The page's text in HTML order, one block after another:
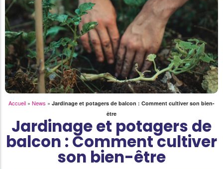
Aide aux personnes âgées
Accompagnement du handicap
Téléassistance
Accueil » News » Jardinage et potagers de balcon : Comment cultiver son bien-
être
Jardinage et potagers de
balcon : Comment cultiver
son bien-être